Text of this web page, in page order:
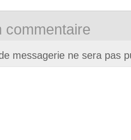
commentaire
messagerie ne sera pas